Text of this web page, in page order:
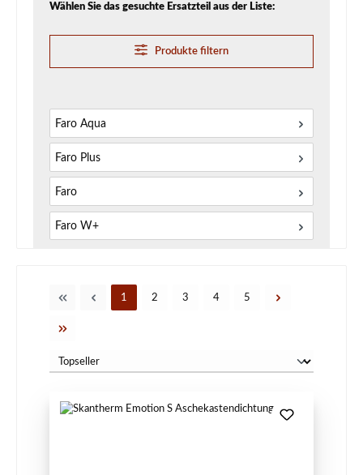
Wählen Sie das gesuchte Ersatzteil aus der Liste:
Produkte filtern
Faro Aqua
Faro Plus
Faro
Faro W+
Seite
1 Seite
2 Seite
3 Seite
4 Seite
5